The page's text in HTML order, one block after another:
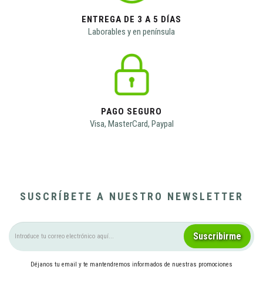
ENTREGA DE 3 A 5 DÍAS
Laborables y en península
PAGO SEGURO
Visa, MasterCard, Paypal
SUSCRÍBETE A NUESTRO NEWSLETTER
Suscribirme
Déjanos tu email y te mantendremos informados de nuestras promociones